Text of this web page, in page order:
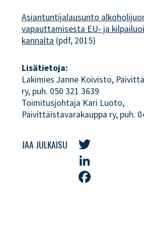
Asiantuntijalausunto
vapauttamisesta EU- ja
kannalta (pdf, 2015)
Lisätietoja:
Lakimies Janne Koivisto,
ry, puh. 050 321 3639
Toimitusjohtaja Kari Luoto,
Päivittäistavarakauppa ry, puh.
JAA JULKAISU
Twitter
LinkedIn